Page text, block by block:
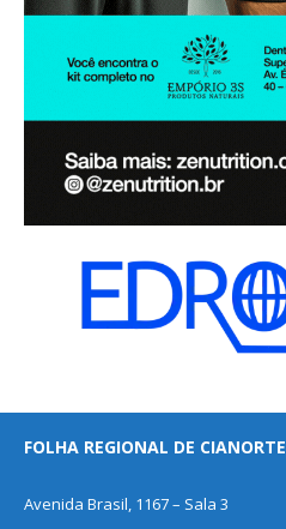
FOLHA REGIONAL DE CIANORTE
Avenida Brasil, 1167 – Sala 3